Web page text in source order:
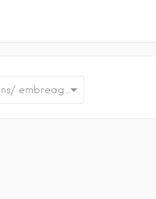
peças/cardans/ embreagens